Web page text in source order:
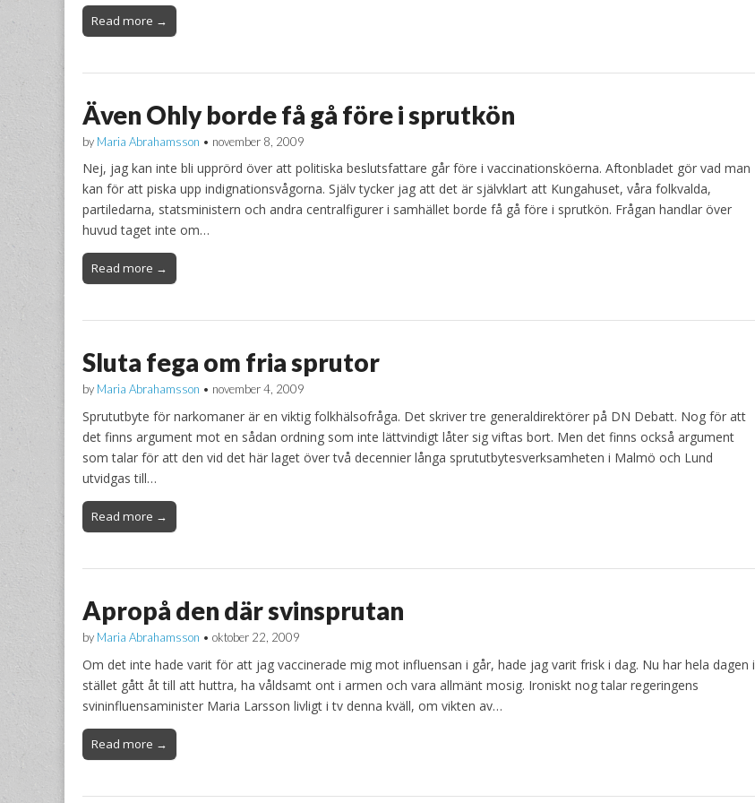
Read more →
Även Ohly borde få gå före i sprutkön
by Maria Abrahamsson • november 8, 2009
Nej, jag kan inte bli upprörd över att politiska beslutsfattare går före i vaccinationsköerna. Aftonbladet gör vad man
kan för att piska upp indignationsvågorna. Själv tycker jag att det är självklart att Kungahuset, våra folkvalda,
partiledarna, statsministern och andra centralfigurer i samhället borde få gå före i sprutkön. Frågan handlar över
huvud taget inte om…
Read more →
Sluta fega om fria sprutor
by Maria Abrahamsson • november 4, 2009
Sprututbyte för narkomaner är en viktig folkhälsofråga. Det skriver tre generaldirektörer på DN Debatt. Nog för att
det finns argument mot en sådan ordning som inte lättvindigt låter sig viftas bort. Men det finns också argument
som talar för att den vid det här laget över två decennier långa sprututbytesverksamheten i Malmö och Lund
utvidgas till…
Read more →
Apropå den där svinsprutan
by Maria Abrahamsson • oktober 22, 2009
Om det inte hade varit för att jag vaccinerade mig mot influensan i går, hade jag varit frisk i dag. Nu har hela dagen i
stället gått åt till att huttra, ha våldsamt ont i armen och vara allmänt mosig. Ironiskt nog talar regeringens
svininfluensaminister Maria Larsson livligt i tv denna kväll, om vikten av…
Read more →